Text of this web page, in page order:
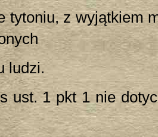
tytoniu, z wyjątkiem
ludzi.
ust. 1 pkt 1 nie